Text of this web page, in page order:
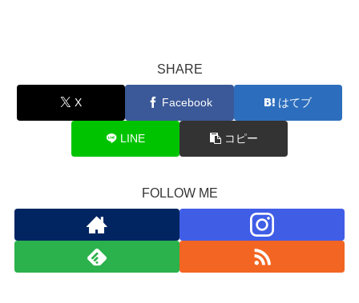
SHARE
X Facebook はてブ
LINE コピー
FOLLOW ME